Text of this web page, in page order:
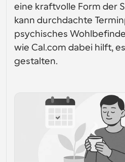
Bildung
Binden Sie Cal.com in Ihre
Außer Haus
Vereinbaren Sie mühelos
Arbeitsabläufe
Automatisieren Sie die
Bleiben Sie auf dem
Nachrichten und Updates.
eine kraftvolle Form der
kann durchdachte
psychisches
wie Cal.com dabei hilft,
gestalten.